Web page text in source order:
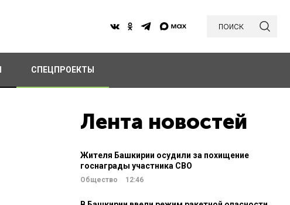
поиск
СПЕЦПРОЕКТЫ
Лента новостей
Жителя Башкирии осудили за похищение
госнаграды участника СВО
Общество 12:46